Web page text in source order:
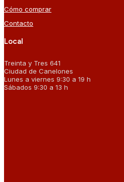
Cómo comprar
Contacto
Local
Treinta y Tres 641
Ciudad de Canelones
Lunes a viernes 9:30 a 19 h
Sábados 9:30 a 13 h